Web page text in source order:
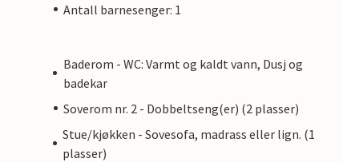
Antall barnesenger: 1
Baderom - WC: Varmt og kaldt vann, Dusj og
badekar
Soverom nr. 2 - Dobbeltseng(er) (2 plasser)
Stue/kjøkken - Sovesofa, madrass eller lign. (1
plasser)